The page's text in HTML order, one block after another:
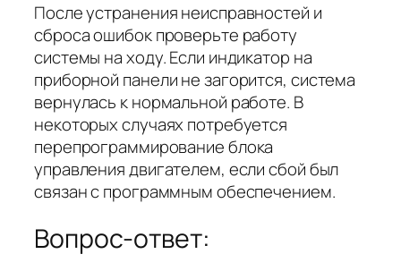
После устранения неисправностей и
сброса ошибок проверьте работу
системы на ходу. Если индикатор на
приборной панели не загорится, система
вернулась к нормальной работе. В
некоторых случаях потребуется
перепрограммирование блока
управления двигателем, если сбой был
связан с программным обеспечением.
Вопрос-ответ: